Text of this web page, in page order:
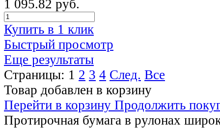
1 095.82 руб.
Купить в 1 клик
Быстрый просмотр
Еще результаты
Страницы: 1 2 3 4 След. Все
Товар добавлен в корзину
Перейти в корзину Продолжить
Протирочная бумага в рулонах